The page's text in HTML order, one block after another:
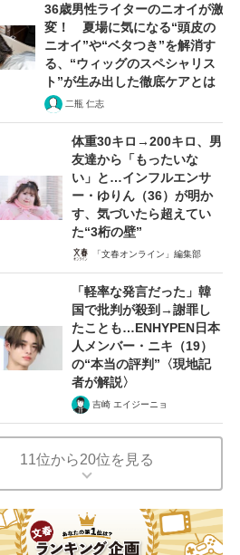
36歳男性ライターのニオイが激
変！ 夏場に気になる“頭皮の
ニオイ”や“ベタつき”を解消す
る、“ウィッグのスペシャリス
ト”が生み出した徹底ケアとは
二瓶 仁志
体重30キロ→200キロ、男
友達から「もったいな
い」と…インフルエンサ
ー・ゆりん（36）が明か
す、気づいたら超えてい
た“3桁の壁”
「文春オンライン」編集部
「軽率な発言だった」韓
国で批判が殺到→謝罪し
たことも…ENHYPEN日本
人メンバー・ニキ（19）
の“本当の評判”〈現地記
者が解説〉
吉崎 エイジーニョ
11位から20位を見る